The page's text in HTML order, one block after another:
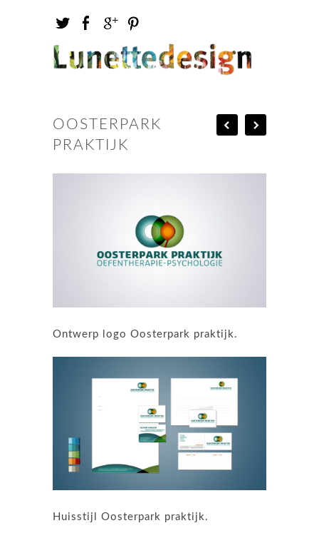
OOSTERPARK
PRAKTIJK
Ontwerp logo Oosterpark praktijk.
Huisstijl Oosterpark praktijk.